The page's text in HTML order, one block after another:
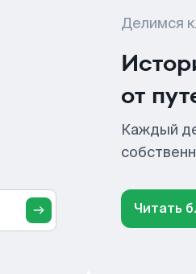
Делимся
от
Каждый
Читать